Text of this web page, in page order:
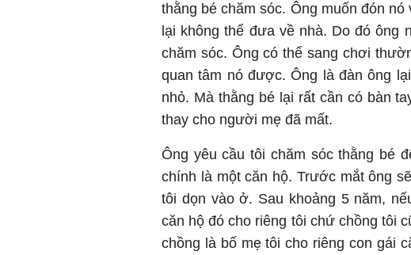
thằng bé chăm sóc. Ông muốn đón
lại không thể đưa về nhà. Do đó ông
chăm sóc. Ông có thể sang chơi
quan tâm nó được. Ông là đàn ông
nhỏ. Mà thằng bé lại rất cần có bàn
thay cho người mẹ đã mất.
Ông yêu cầu tôi chăm sóc thằng bé
chính là một căn hộ. Trước mắt ông
tôi dọn vào ở. Sau khoảng 5 năm,
căn hộ đó cho riêng tôi chứ chồng tôi
chồng là bố mẹ tôi cho riêng con gái